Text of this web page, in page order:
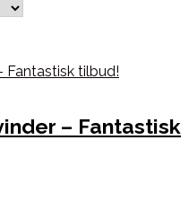
– Fantastisk